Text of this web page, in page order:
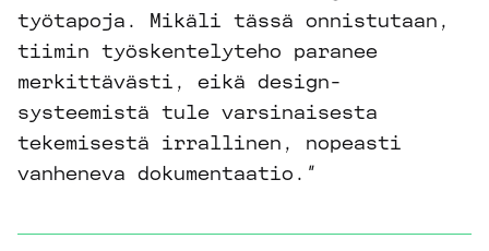
työtapoja. Mikäli tässä onnistutaan,
tiimin työskentelyteho paranee
merkittävästi, eikä design-
systeemistä tule varsinaisesta
tekemisestä irrallinen, nopeasti
vanheneva dokumentaatio.”